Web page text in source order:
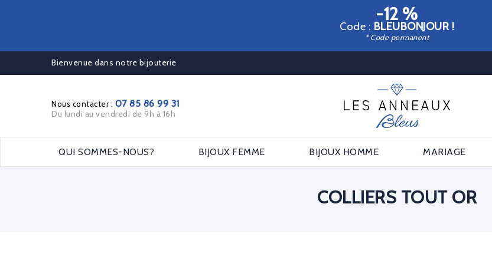
-12 %
Code : BLEUBONJOUR !
* Code permanent
Bienvenue dans notre bijouterie
Nous contacter : 07 85 86 99 31
Du lundi au vendredi de 9h à 16h
QUI SOMMES-NOUS? BIJOUX FEMME BIJOUX HOMME MARIAGE
COLLIERS TOUT OR